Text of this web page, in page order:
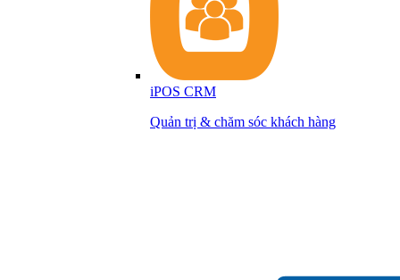
iPOS CRM
Quản trị & chăm sóc khách hàng